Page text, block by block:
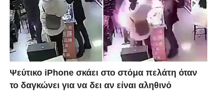
Ψεύτικο iPhone σκάει στο στόμα πελάτη όταν
το δαγκώνει για να δει αν είναι αληθινό